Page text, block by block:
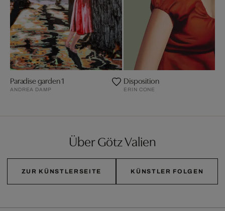
Paradise garden 1
ANDREA DAMP
Disposition
ERIN CONE
Über Götz Valien
ZUR KÜNSTLERSEITE KÜNSTLER FOLGEN